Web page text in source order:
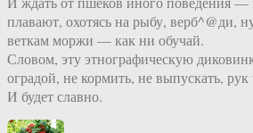
плавают, охотясь на рыбу, верб^@ди,
веткам моржи — как ни обучай.
Словом, эту этнографическую
оградой, не кормить, не выпускать, рук
И будет славно.